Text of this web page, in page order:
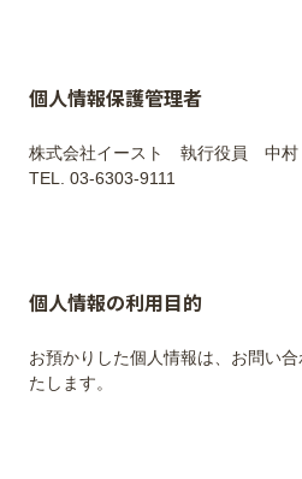
個人情報保護管理者
株式会社イースト 執行役員 中村
個人情報の利用目的
お預かりした個人情報は、お問い